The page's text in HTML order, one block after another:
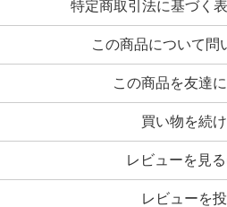
特定商取引法に基づく
この商品について問
この商品を友達
買い物を続
レビューを見
レビューを